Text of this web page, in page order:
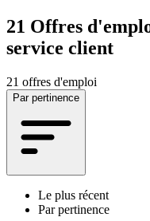
21 Offres
service client
21 offres d'emploi
Par pertinence
Le plus récent
Par pertinence